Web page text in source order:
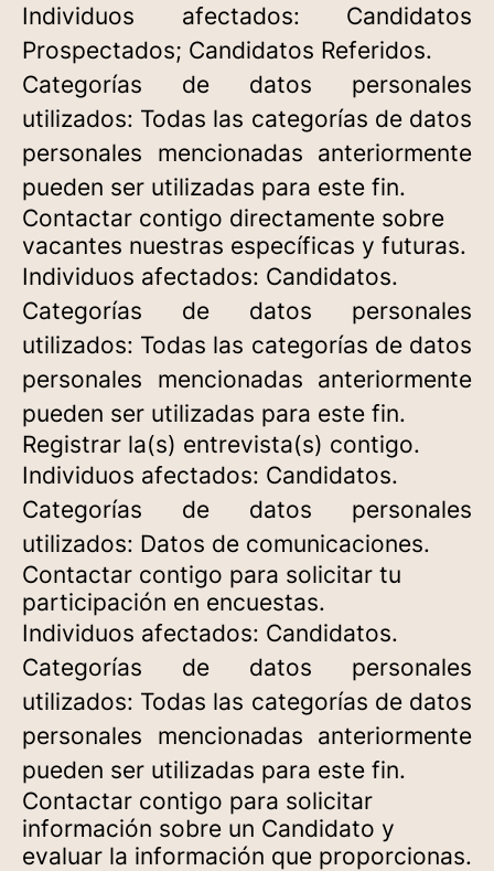
Individuos afectados: Candidatos
Prospectados; Candidatos Referidos.
Categorías de datos personales
utilizados: Todas las categorías de datos
personales mencionadas anteriormente
pueden ser utilizadas para este fin.
Contactar contigo directamente sobre
vacantes nuestras específicas y futuras.
Individuos afectados: Candidatos.
Categorías de datos personales
utilizados: Todas las categorías de datos
personales mencionadas anteriormente
pueden ser utilizadas para este fin.
Registrar la(s) entrevista(s) contigo.
Individuos afectados: Candidatos.
Categorías de datos personales
utilizados: Datos de comunicaciones.
Contactar contigo para solicitar tu
participación en encuestas.
Individuos afectados: Candidatos.
Categorías de datos personales
utilizados: Todas las categorías de datos
personales mencionadas anteriormente
pueden ser utilizadas para este fin.
Contactar contigo para solicitar
información sobre un Candidato y
evaluar la información que proporcionas.